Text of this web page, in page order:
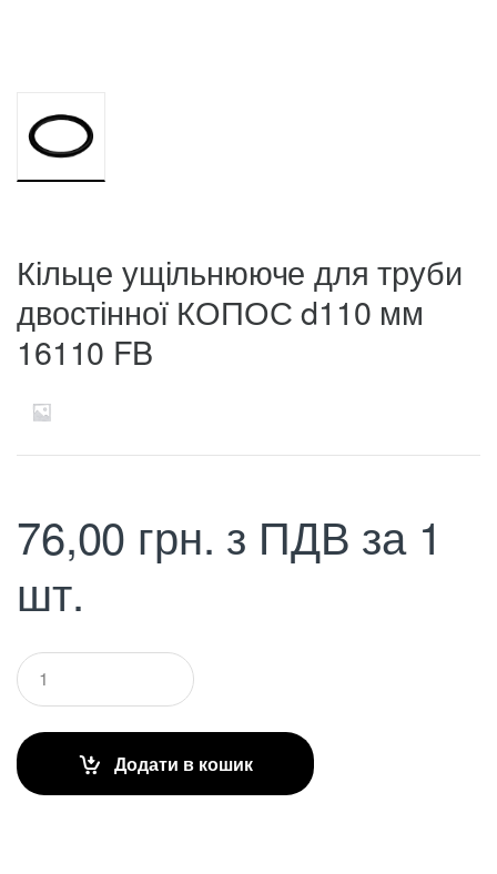
Кільце ущільнююче для труби
двостінної КОПОС d110 мм
16110 FB
76,00 грн. з ПДВ за 1
шт.
Q
u
a
t
i
Додати в кошик